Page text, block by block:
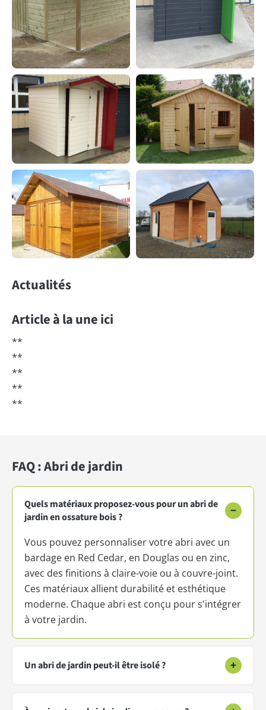
Actualités
Article à la une ici
**
**
**
**
**
FAQ : Abri de jardin
Quels matériaux proposez-vous pour un abri de
jardin en ossature bois ?
−
Vous pouvez personnaliser votre abri avec un
bardage en Red Cedar, en Douglas ou en zinc,
avec des finitions à claire-voie ou à couvre-joint.
Ces matériaux allient durabilité et esthétique
moderne. Chaque abri est conçu pour s'intégrer
à votre jardin.
Un abri de jardin peut-il être isolé ? +